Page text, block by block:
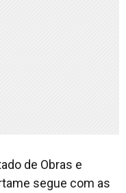
de Obras e
segue com as